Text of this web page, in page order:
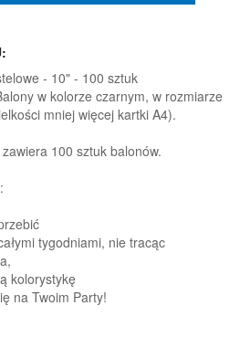
- 10" - 100 sztuk
w kolorze czarnym, w rozmiarze
mniej więcej kartki A4).
100 sztuk balonów.
tygodniami, nie tracąc
kolorystykę
na Twoim Party!